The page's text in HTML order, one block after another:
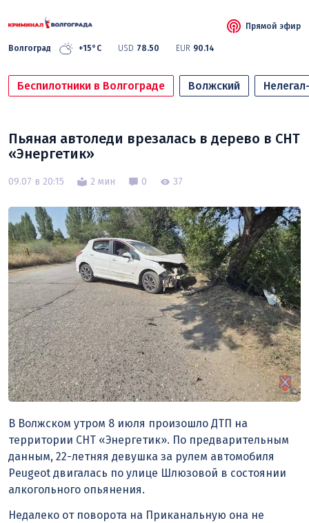
Волгоград +15°C USD 78.50 EUR 90.14
Прямой эфир
Беспилотники в Волгограде Волжский
Пьяная автоледи врезалась в дерево в СНТ
«Энергетик»
09.07 в 20:15 2 мин 0 37
В Волжском утром 8 июля произошло ДТП на
территории СНТ «Энергетик». По предварительным
данным, 22-летняя девушка за рулем автомобиля
Peugeot двигалась по улице Шлюзовой в состоянии
алкогольного опьянения.
Недалеко от поворота на Приканальную она не